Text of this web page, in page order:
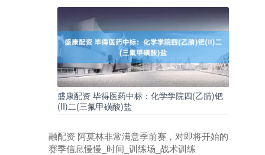
盛康配资 毕得医药中标：化学学院四(乙腈)钯
(II)二(三氟甲磺酸)盐
融配资 阿莫林非常满意季前赛，对即将开始的
赛季信息慢慢_时间_训练场_战术训练